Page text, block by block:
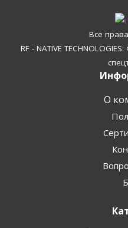
Все
RF - NATIVE
О